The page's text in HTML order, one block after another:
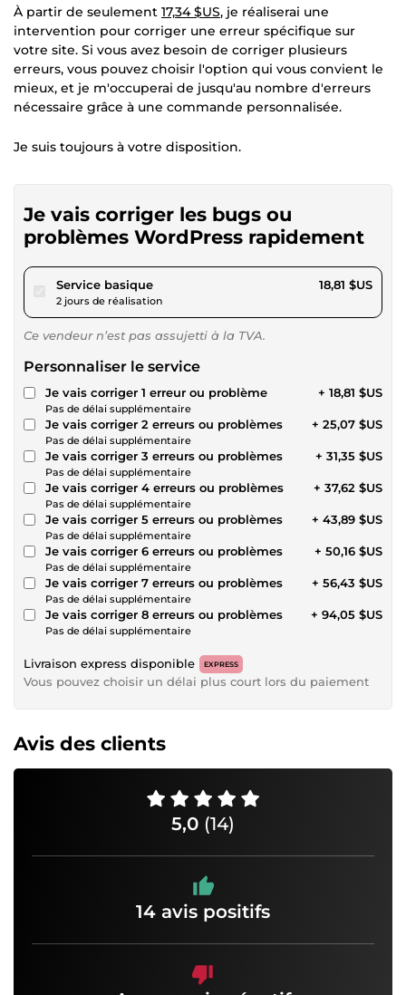
À partir de seulement 17,34 $US, je réaliserai une
intervention pour corriger une erreur spécifique sur
votre site. Si vous avez besoin de corriger plusieurs
erreurs, vous pouvez choisir l'option qui vous convient le
mieux, et je m'occuperai de jusqu'au nombre d'erreurs
nécessaire grâce à une commande personnalisée.
Je suis toujours à votre disposition.
Je vais corriger les bugs ou
problèmes WordPress rapidement
Service basiquepour 17,34 $US
2 jours de réalisation
18,81 $US
Ce vendeur n’est pas assujetti à la TVA.
Personnaliser le service
Je vais corriger 1 erreur ou problème
Pas de délai supplémentaire
+ 18,81 $US
Je vais corriger 2 erreurs ou problèmes
Pas de délai supplémentaire
+ 25,07 $US
Je vais corriger 3 erreurs ou problèmes
Pas de délai supplémentaire
+ 31,35 $US
Je vais corriger 4 erreurs ou problèmes
Pas de délai supplémentaire
+ 37,62 $US
Je vais corriger 5 erreurs ou problèmes
Pas de délai supplémentaire
+ 43,89 $US
Je vais corriger 6 erreurs ou problèmes
Pas de délai supplémentaire
+ 50,16 $US
Je vais corriger 7 erreurs ou problèmes
Pas de délai supplémentaire
+ 56,43 $US
Je vais corriger 8 erreurs ou problèmes
Pas de délai supplémentaire
+ 94,05 $US
Livraison express disponible EXPRESS
Vous pouvez choisir un délai plus court lors du paiement
Avis des clients
5,0 (14)
14 avis positifs